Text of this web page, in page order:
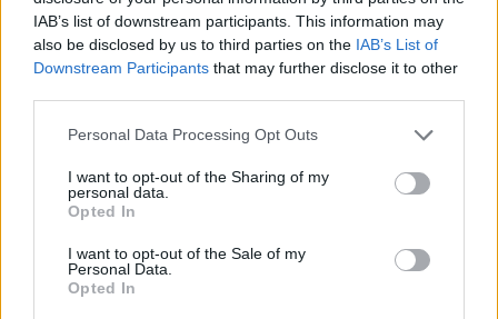
IAB’s list of downstream participants. This information may
also be disclosed by us to third parties on the IAB’s List of
Downstream Participants that may further disclose it to other
Personal Data Processing Opt Outs
I want to opt-out of the Sharing of my
personal data.
Opted In
I want to opt-out of the Sale of my
Personal Data.
Opted In